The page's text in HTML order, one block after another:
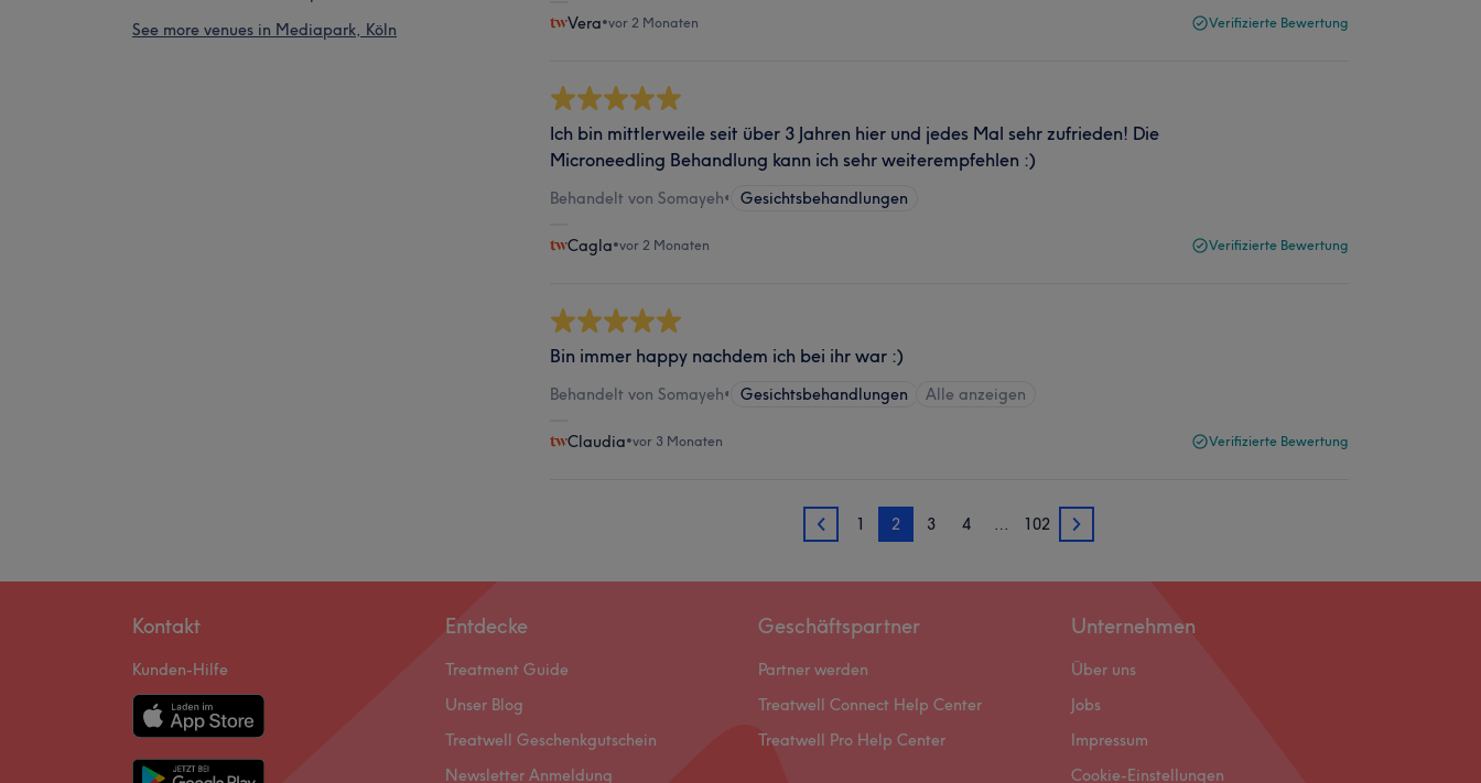
See more venues in Mediapark, Köln
Vera•vor 2 Monaten Verifizierte Bewertung
Ich bin mittlerweile seit über 3 Jahren hier und jedes Mal sehr zufrieden! Die
Microneedling Behandlung kann ich sehr weiterempfehlen :)
Behandelt von Somayeh• Gesichtsbehandlungen
Cagla•vor 2 Monaten Verifizierte Bewertung
Bin immer happy nachdem ich bei ihr war :)
Behandelt von Somayeh• Gesichtsbehandlungen Alle anzeigen
Claudia•vor 3 Monaten Verifizierte Bewertung
1 1 2 3 4 … 102 3
Kontakt
Kunden-Hilfe
Entdecke
Treatment Guide
Unser Blog
Treatwell Geschenkgutschein
Newsletter Anmeldung
Geschäftspartner
Partner werden
Treatwell Connect Help Center
Treatwell Pro Help Center
Unternehmen
Über uns
Jobs
Impressum
Cookie-Einstellungen